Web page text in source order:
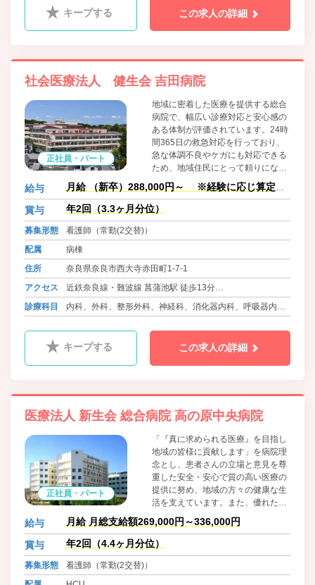
科、ﾘﾊﾋﾞﾘﾃｰｼｮﾝ科、麻酔科、放射線科
キープする この求人の詳細
社会医療法人 健生会 吉田病院
正社員・パート
地域に密着した医療を提供する総合
病院で、幅広い診療対応と安心感の
ある体制が評価されています。24時
間365日の救急対応を行っており、
急な体調不良やケガにも対応できる
ため、地域住民にとって頼りになる
存在です。 また、内科・外科に加え
て精神科にも力を入れており、身体
と心の両面を同時に診てもらえる点
が強みです。
給与
月給 （新卒）288,000円～ ※経験に応じ算定し
ます。
賞与 年2回（3.3ヶ月分位）
募集形態
看護師（常勤(2交替)）
配属
病棟
住所
奈良県奈良市西大寺赤田町1-7-1
アクセス
近鉄奈良線・難波線 菖蒲池駅 徒歩13分
近鉄奈良線・難波線、近鉄京都線 大和西大寺駅よりバス10
診療科目
内科、外科、整形外科、神経科、消化器内科、呼吸器内
科、ﾘﾊﾋﾞﾘﾃｰｼｮﾝ科、麻酔科、放射線科
キープする この求人の詳細
医療法人 新生会 総合病院 高の原中央病院
正社員・パート
「『真に求められる医療』を目指し
地域の皆様に貢献します」を病院理
念とし、患者さんの立場と意見を尊
重した安全・安心で質の高い医療の
提供に努め、地域の方々の健康な生
活を支えています。また、優れた医
療人の育成やスタッフの方がいきい
きと働ける職場環境づくりにも尽力
しています。
給与 月給 月総支給額269,000円～336,000円
賞与 年2回（4.4ヶ月分位）
募集形態
看護師（常勤(2交替)）